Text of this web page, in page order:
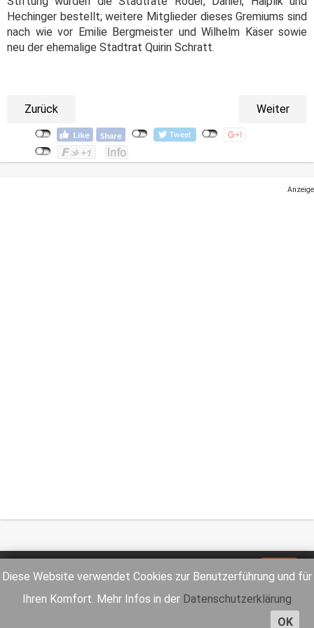
Diese Website verwendet Cookies zur Benutzerführung und für
Ihren Komfort. Mehr Infos in der Datenschutzerklärung
OK
Hechinger bestellt; weitere Mitglieder dieses Gremiums sind
nach wie vor Emilie Bergmeister und Wilhelm Käser sowie
neu der ehemalige Stadtrat Quirin Schratt.
Zurück Weiter
Anzeige